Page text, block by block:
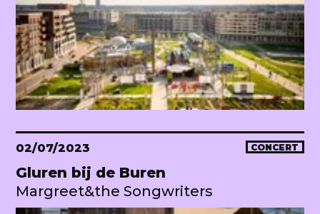
02/07/2023 CONCERT
Gluren bij de Buren
Margreet&the Songwriters